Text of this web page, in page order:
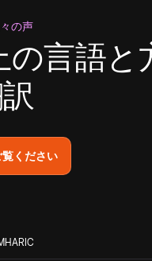
の声
の言語と
ください